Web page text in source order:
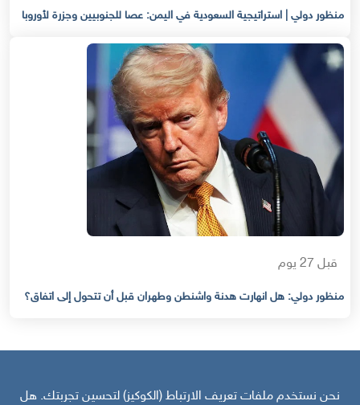
منظور دولي | استراتيجية السعودية في اليمن: عصا للجنوبيين وجزرة لأوروبا
قبل 27 يوم
منظور دولي: هل انهارت هدنة واشنطن وطهران قبل أن تتحول إلى اتفاق؟
نحن نستخدم ملفات تعريف الارتباط (الكوكيز) لتحسين تجربتك. هل